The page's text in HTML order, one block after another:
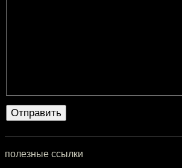
полезные ссылки